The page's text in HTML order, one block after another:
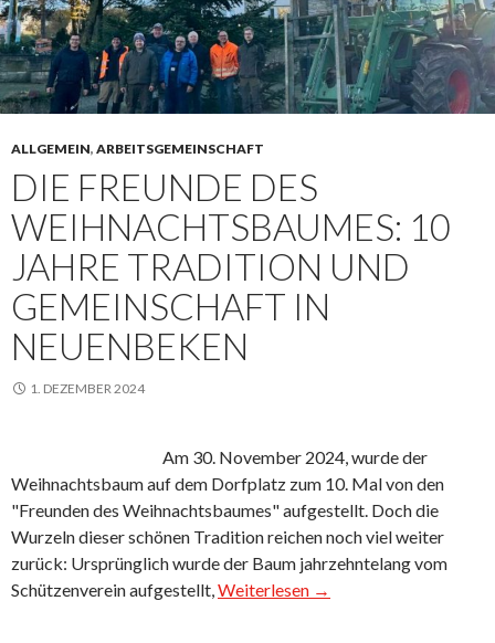
ALLGEMEIN, ARBEITSGEMEINSCHAFT
DIE FREUNDE DES
WEIHNACHTSBAUMES: 10
JAHRE TRADITION UND
GEMEINSCHAFT IN
NEUENBEKEN
1. DEZEMBER 2024
Am 30. November 2024, wurde der
Weihnachtsbaum auf dem Dorfplatz zum 10. Mal von den
"Freunden des Weihnachtsbaumes" aufgestellt. Doch die
Wurzeln dieser schönen Tradition reichen noch viel weiter
zurück: Ursprünglich wurde der Baum jahrzehntelang vom
Schützenverein aufgestellt,Weiterlesen →